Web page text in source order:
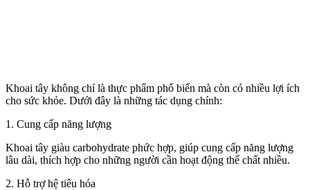
Khoai tây không chỉ là thực phẩm phổ biến mà còn có nhiều lợi ích
cho sức khỏe. Dưới đây là những tác dụng chính:
1. Cung cấp năng lượng
Khoai tây giàu carbohydrate phức hợp, giúp cung cấp năng lượng
lâu dài, thích hợp cho những người cần hoạt động thể chất nhiều.
2. Hỗ trợ hệ tiêu hóa